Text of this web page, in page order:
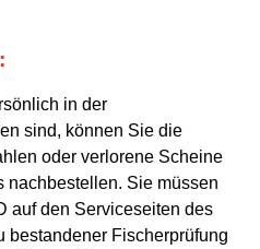
in der
sind, können Sie die
oder verlorene Scheine
nachbestellen. Sie müssen
auf den Serviceseiten des
bestandener Fischerprüfung